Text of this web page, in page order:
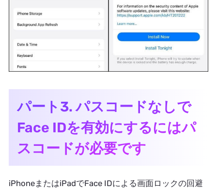
パート3. パスコードなしで
Face IDを有効にするにはパ
スコードが必要です
iPhoneまたはiPadでFace IDによる画面ロックの回避